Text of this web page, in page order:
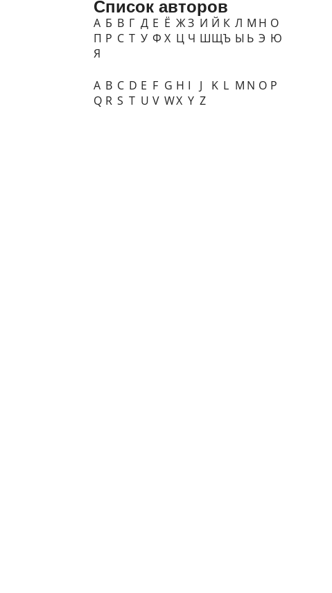
Список авторов
А Б В Г Д Е Ё ЖЗ И Й К Л М Н О
П Р С Т У Ф Х Ц Ч ШЩЪ Ы Ь Э Ю
Я
A B C D E F G H I J K L M N O P
Q R S T U V WX Y Z